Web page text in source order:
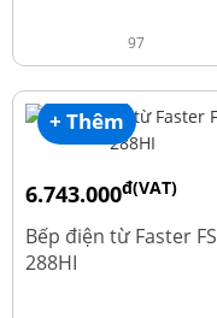
97
+ Thêm
6.743.000đ(VAT)
8.990.000
Bếp điện từ Faster FS
288HI